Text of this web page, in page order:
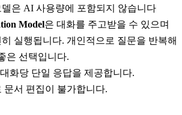
은 AI 사용량에 포함되지 않습니다
Model은 대화를 주고받을 수 있으며
실행됩니다. 개인적으로 질문을 반복해
은 선택입니다.
화당 단일 응답을 제공합니다.
문서 편집이 불가합니다.